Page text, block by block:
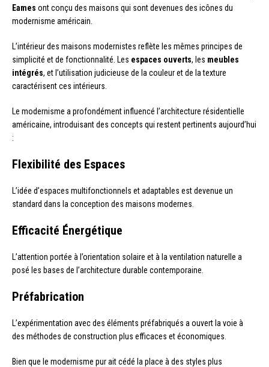
Eames ont conçu des maisons qui sont devenues des icônes du
modernisme américain.
L’intérieur des maisons modernistes reflète les mêmes principes de
simplicité et de fonctionnalité. Les espaces ouverts, les meubles
intégrés, et l’utilisation judicieuse de la couleur et de la texture
caractérisent ces intérieurs.
Le modernisme a profondément influencé l’architecture résidentielle
américaine, introduisant des concepts qui restent pertinents aujourd’hui
:
Flexibilité des Espaces
L’idée d’espaces multifonctionnels et adaptables est devenue un
standard dans la conception des maisons modernes.
Efficacité Énergétique
L’attention portée à l’orientation solaire et à la ventilation naturelle a
posé les bases de l’architecture durable contemporaine.
Préfabrication
L’expérimentation avec des éléments préfabriqués a ouvert la voie à
des méthodes de construction plus efficaces et économiques.
Bien que le modernisme pur ait cédé la place à des styles plus